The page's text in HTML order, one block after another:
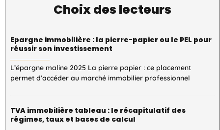
Choix des lecteurs
Epargne immobilière : la pierre-papier ou le PEL pour
réussir son investissement
L’épargne maline 2025 La pierre papier : ce placement
permet d’accéder au marché immobilier professionnel
TVA immobilière tableau : le récapitulatif des
régimes, taux et bases de calcul